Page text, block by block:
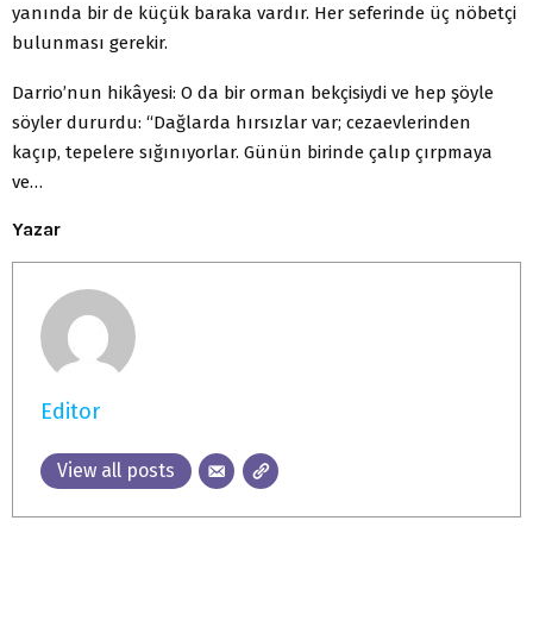
yanında bir de küçük baraka vardır. Her seferinde üç nöbetçi
bulunması gerekir.
Darrio’nun hikâyesi: O da bir orman bekçisiydi ve hep şöyle
söyler dururdu: “Dağlarda hırsızlar var; cezaevlerinden
kaçıp, tepelere sığınıyorlar. Günün birinde çalıp çırpmaya
ve…
Yazar
Editor
View all posts